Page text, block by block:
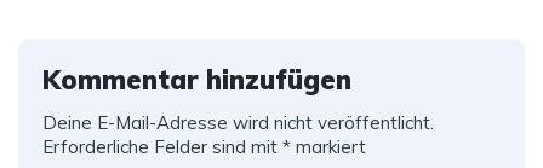
Kommentar hinzufügen
Deine E-Mail-Adresse wird nicht veröffentlicht.
Erforderliche Felder sind mit * markiert